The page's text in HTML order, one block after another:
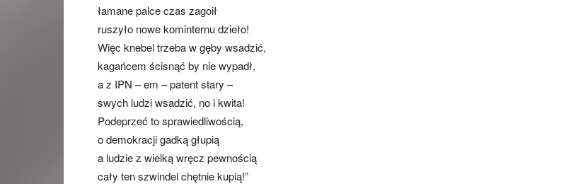
łamane palce czas zagoił
ruszyło nowe kominternu dzieło!
Więc knebel trzeba w gęby wsadzić,
kagańcem ścisnąć by nie wypadł,
a z IPN – em – patent stary –
swych ludzi wsadzić, no i kwita!
Podeprzeć to sprawiedliwością,
o demokracji gadką głupią
a ludzie z wielką wręcz pewnością
cały ten szwindel chętnie kupią!”